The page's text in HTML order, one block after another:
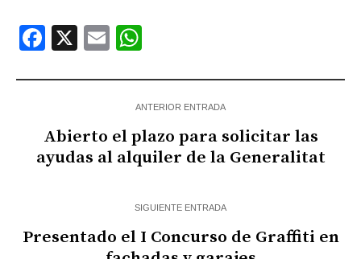
Facebook
X Email
ANTERIOR ENTRADA
Abierto el plazo para solicitar las
ayudas al alquiler de la Generalitat
SIGUIENTE ENTRADA
Presentado el I Concurso de Graffiti en